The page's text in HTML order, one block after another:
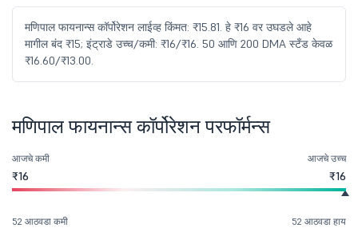
मणिपाल फायनान्स कॉर्पोरेशन लाईव्ह किंमत: ₹15.81. हे ₹16 वर उघडले आहे
मागील बंद ₹15; इंट्राडे उच्च/कमी: ₹16/₹16. 50 आणि 200 DMA स्टँड केवळ
₹16.60/₹13.00.
मणिपाल फायनान्स कॉर्पोरेशन परफॉर्मन्स
आजचे कमी
₹16
आजचे उच्च
₹16
52 आठवडा कमी 52 आठवडा हाय